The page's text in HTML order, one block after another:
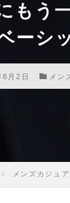
もう
ーシ
月2日 メン
メンズカジュ